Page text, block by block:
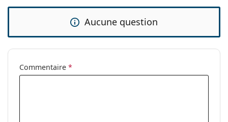
Aucune question
Commentaire *